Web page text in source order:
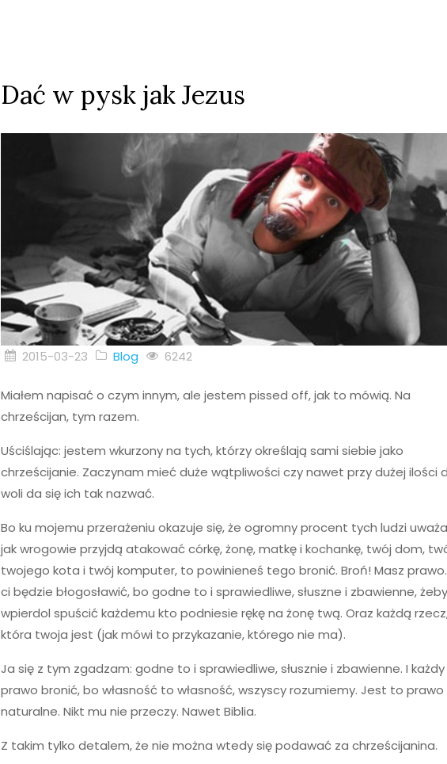
Dać w pysk jak Jezus
2015-03-23 Blog 6242
Miałem napisać o czym innym, ale jestem pissed off, jak to mówią. Na
chrześcijan, tym razem.
Uściślając: jestem wkurzony na tych, którzy określają sami siebie jako
chrześcijanie. Zaczynam mieć duże wątpliwości czy nawet przy dużej ilości
woli da się ich tak nazwać.
Bo ku mojemu przerażeniu okazuje się, że ogromny procent tych ludzi
jak wrogowie przyjdą atakować córkę, żonę, matkę i kochankę, twój dom,
twojego kota i twój komputer, to powinieneś tego bronić. Broń! Masz
ci będzie błogosławić, bo godne to i sprawiedliwe, słuszne i zbawienne, żeby
wpierdol spuścić każdemu kto podniesie rękę na żonę twą. Oraz każdą
która twoja jest (jak mówi to przykazanie, którego nie ma).
Ja się z tym zgadzam: godne to i sprawiedliwe, słusznie i zbawienne. I
prawo bronić, bo własność to własność, wszyscy rozumiemy. Jest to prawo
naturalne. Nikt mu nie przeczy. Nawet Biblia.
Z takim tylko detalem, że nie można wtedy się podawać za chrześcijanina.